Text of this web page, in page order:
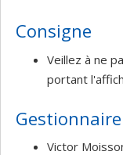
Consigne
Veillez à ne
portant
Victor